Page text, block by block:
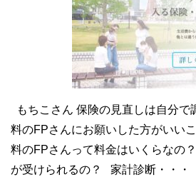
もちこさん 保険の見直しは自分で
料のFPさんにお願いした方がいい
料のFPさんって料金はいくらなの
が受けられるの？ 家計診断・・・